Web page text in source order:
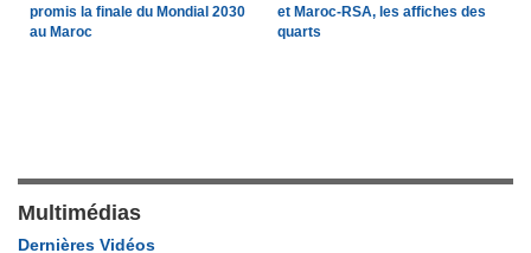
promis la finale du Mondial 2030
au Maroc
et Maroc-RSA, les affiches des
quarts
Multimédias
Dernières Vidéos